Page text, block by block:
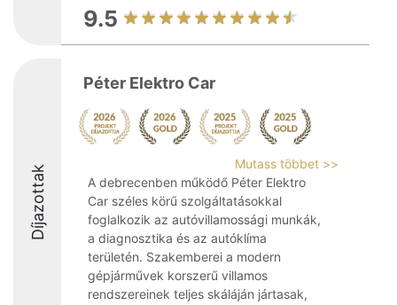
9.5
Díjazottak
Péter Elektro Car
Mutass többet >>
A debrecenben működő Péter Elektro
Car széles körű szolgáltatásokkal
foglalkozik az autóvillamossági munkák,
a diagnosztika és az autóklíma
területén. Szakemberei a modern
gépjárművek korszerű villamos
rendszereinek teljes skáláján jártasak,